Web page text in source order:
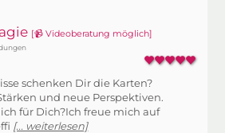
[📹 Videoberatung möglich]
schenken Dir die Karten?
und neue Perspektiven.
für Dich?Ich freue mich auf
[... weiterlesen]